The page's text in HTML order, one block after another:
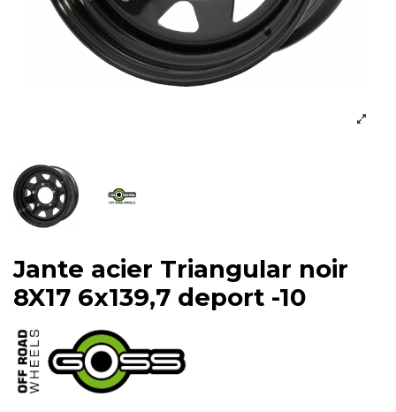
Jante acier Triangular noir
8X17 6x139,7 deport -10